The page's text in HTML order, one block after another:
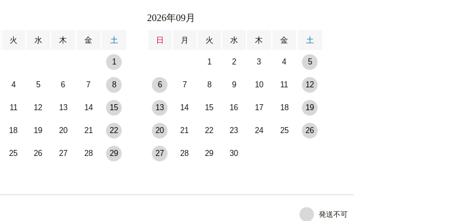
火 水 木 金 土
1
4 5 6 7 8
11 12 13 14 15
18 19 20 21 22
25 26 27 28 29
2026年09月
日 月 火 水 木 金 土
1 2 3 4 5
6 7 8 9 10 11 12
13 14 15 16 17 18 19
20 21 22 23 24 25 26
27 28 29 30
発送不可